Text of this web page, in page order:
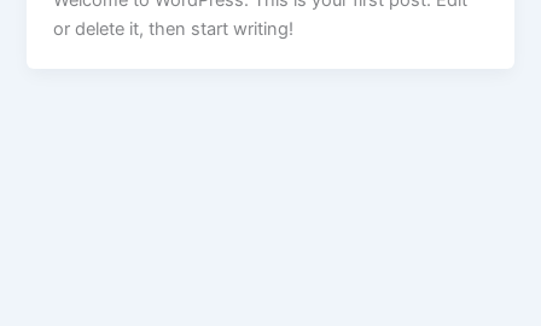
or delete it, then start writing!